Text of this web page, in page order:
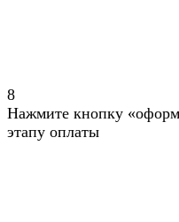
8
Нажмите кнопку
этапу оплаты